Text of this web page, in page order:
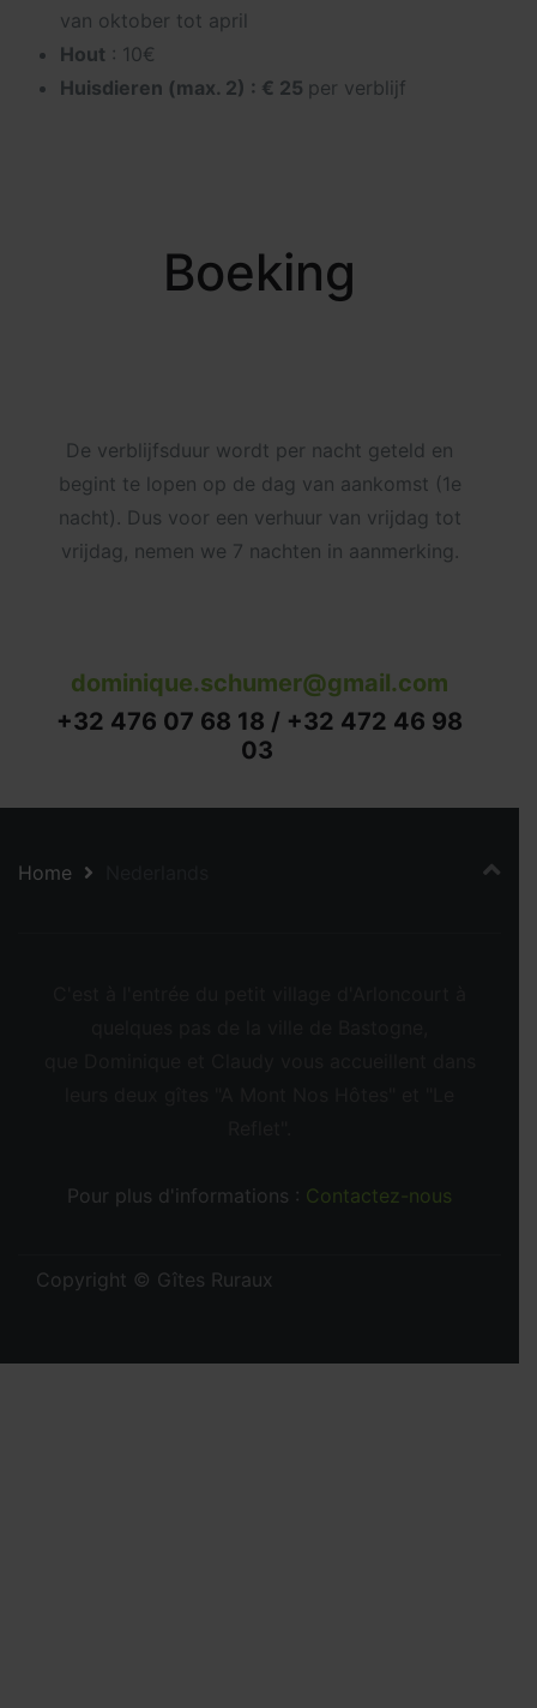
van oktober tot april
Hout : 10€
Huisdieren (max. 2) : € 25 per verblijf
Boeking
De verblijfsduur wordt per nacht geteld en
begint te lopen op de dag van aankomst (1e
nacht). Dus voor een verhuur van vrijdag tot
vrijdag, nemen we 7 nachten in aanmerking.
dominique.schumer@gmail.com
+32 476 07 68 18 / +32 472 46 98
03
Home
Pour plus d'informations : Contactez-nous
Copyright © Gîtes Ruraux